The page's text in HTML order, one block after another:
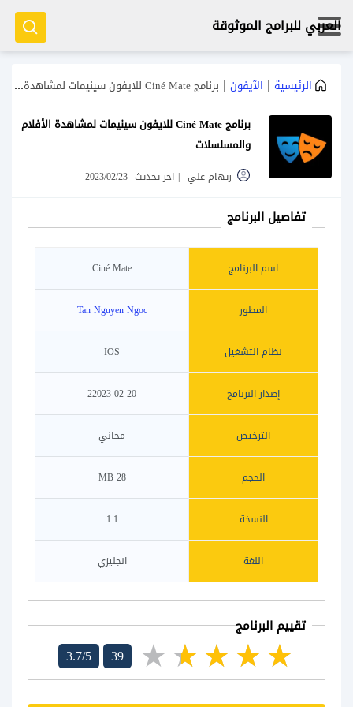
العربي للبرامج الموثوقة
الرئيسية | الآيفون | برنامج Ciné Mate للايفون سينيمات لمشاهدة الأفلام والمسلسلات
برنامج Ciné Mate للايفون سينيمات لمشاهدة الأفلام
والمسلسلات
ريهام علي | اخر تحديث 2023/02/23
تفاصيل البرنامج
اسم البرنامج Ciné Mate
المطور Tan Nguyen Ngoc
نظام التشغيل IOS
إصدار البرنامج 22023-02-20
الترخيص مجاني
الحجم 28 MB
النسخة 1.1
اللغة انجليزي
تقييم البرنامج
3.7/5 39